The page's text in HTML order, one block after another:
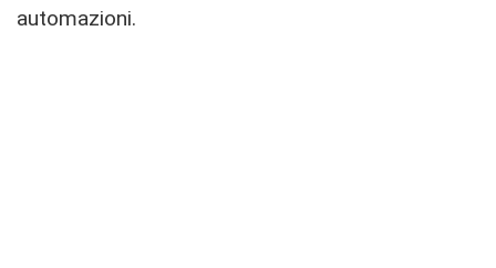
automazioni.